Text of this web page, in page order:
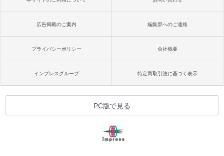
広告掲載のご案内 編集部へのご連絡
プライバシーポリシー 会社概要
インプレスグループ 特定商取引法に基づく表示
PC版で見る